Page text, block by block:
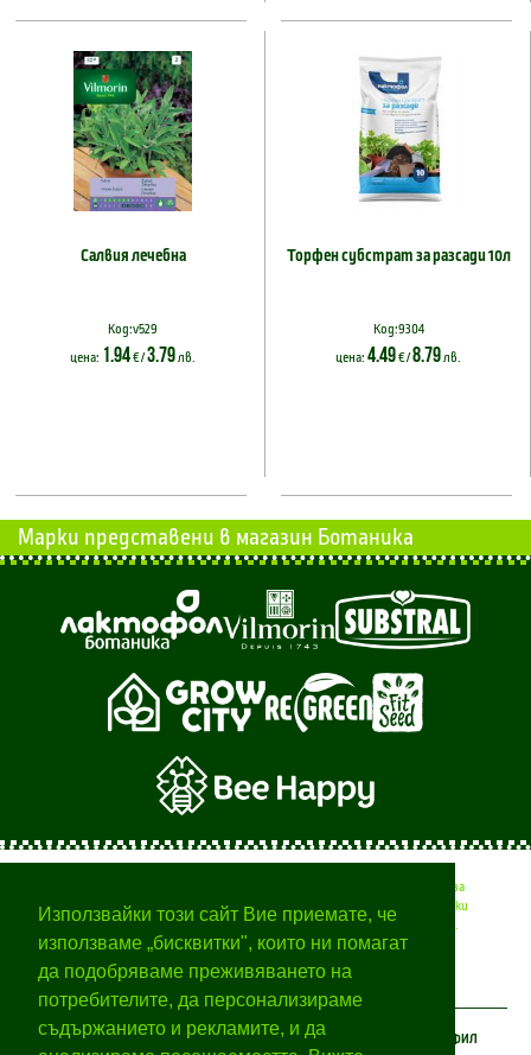
Използвайки този сайт Вие приемате, че
използваме „бисквитки", които ни помагат
да подобряваме преживяването на
потребителите, да персонализираме
съдържанието и рекламите, и да
Салвия лечебна
Код:v529
цена: 1.94€ /3.79лв.
Торфен субстрат за разсади 10л
Код:9304
цена: 4.49€ /8.79лв.
Марки представени в магазин Ботаника
Тук ще намерите полезни съвети от професионалисти за
вашата градина, времето за различните селскостопански
дейности и начини за отглеждане на различни растения.
КЛИЕНТСКИ ЦЕНТЪР ЗА БОТАНИКА МОЯТ ПРОФИЛ